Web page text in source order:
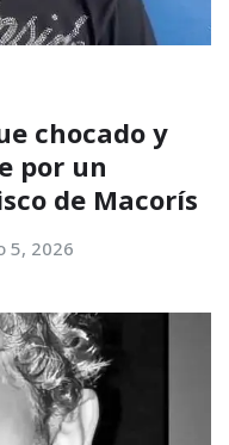
chocado y
por un
de Macorís
5, 2026